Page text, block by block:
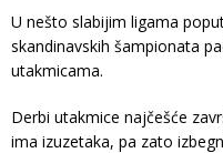
U nešto slabijim ligama
skandinavskih šampionata
utakmicama.
Derbi utakmice najčešće
ima izuzetaka, pa zato